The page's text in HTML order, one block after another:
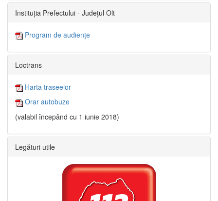
Instituția Prefectului - Județul Olt
Program de audiențe
Loctrans
Harta traseelor
Orar autobuze
(valabil începând cu 1 iunie 2018)
Legături utile